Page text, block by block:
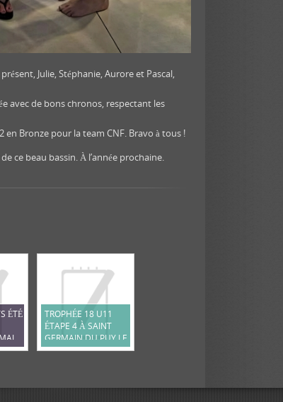
Julie, Stéphanie, Aurore et Pascal,
avec de bons chronos, respectant les
en Bronze pour la team CNF. Bravo à tous !
ce beau bassin. À l’année prochaine.
ÉTÉ
TROPHÉE 18 U11
ÉTAPE 4 À SAINT
GERMAIN DU PUY LE
12 AVRIL 2026